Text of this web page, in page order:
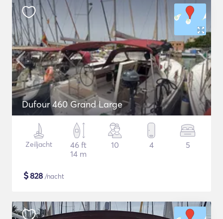
Dufour 460 Grand Large
Zeiljacht
46 ft
14 m
10 4 5
$828 /nacht